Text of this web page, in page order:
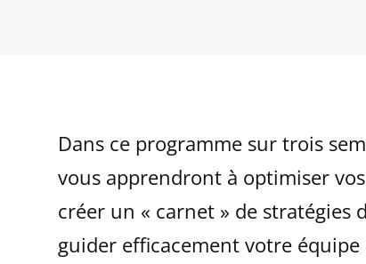
Dans ce programme sur trois
vous apprendront à optimiser
créer un « carnet » de stratégies
guider efficacement votre